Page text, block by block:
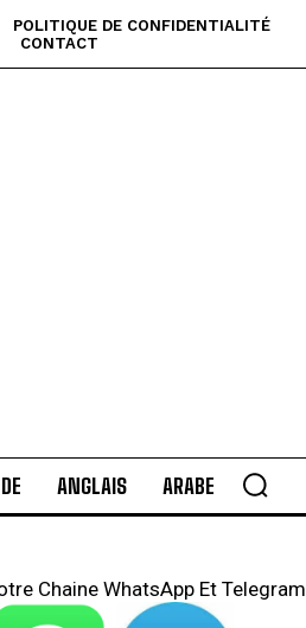
POLITIQUE DE CONFIDENTIALITÉ
CONTACT
ANGLAIS ARABE
Chaine WhatsApp Et Telegram